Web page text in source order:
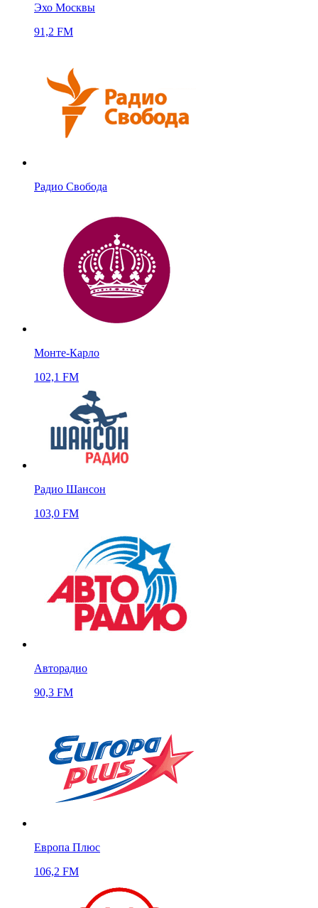
Эхо Москвы
91,2 FM
Радио Свобода
Монте-Карло
102,1 FM
Радио Шансон
103,0 FM
Авторадио
90,3 FM
Европа Плюс
106,2 FM